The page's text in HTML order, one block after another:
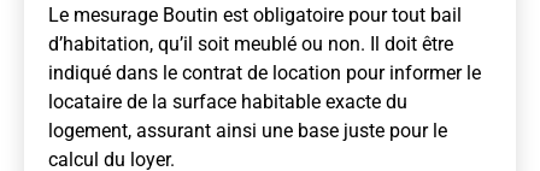
Le mesurage Boutin est obligatoire pour tout bail
d’habitation, qu’il soit meublé ou non. Il doit être
indiqué dans le contrat de location pour informer le
locataire de la surface habitable exacte du
logement, assurant ainsi une base juste pour le
calcul du loyer.